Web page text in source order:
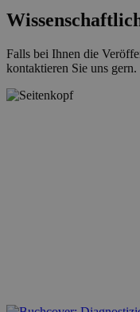
Falls bei Ihnen die
kontaktieren Sie uns gern.